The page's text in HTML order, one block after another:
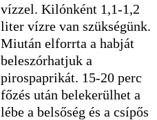
vízzel. Kilónként 1,1-1,2
liter vízre van szükségünk.
Miután elforrta a habját
beleszórhatjuk a
pirospaprikát. 15-20 perc
főzés után belekerülhet a
lébe a belsőség és a csípős